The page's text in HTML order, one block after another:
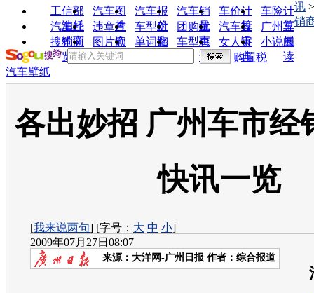
工信部
油耗
汽车图
片
汽车报
价
汽车销
量
车价计
算
车险计
算
汽车经
销商
违章查
询
车型对
比
团购优
惠
汽车投
诉
广州车
展
搜狗浏
览器
图片欣
赏
单词翻
车型查
询
女人宝
典
小说阅
读
讯
销
购置税
汽车壁纸
各出妙招 广州车市经
快讯一览
[我来说两句] [字号： 大 中 小]
2009年07月27日08:07
来源： 大洋网-广州日报 作者：综合报道
活